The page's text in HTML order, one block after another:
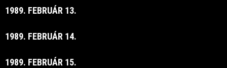
1989. FEBRUÁR 13.
1989. FEBRUÁR 14.
1989. FEBRUÁR 15.